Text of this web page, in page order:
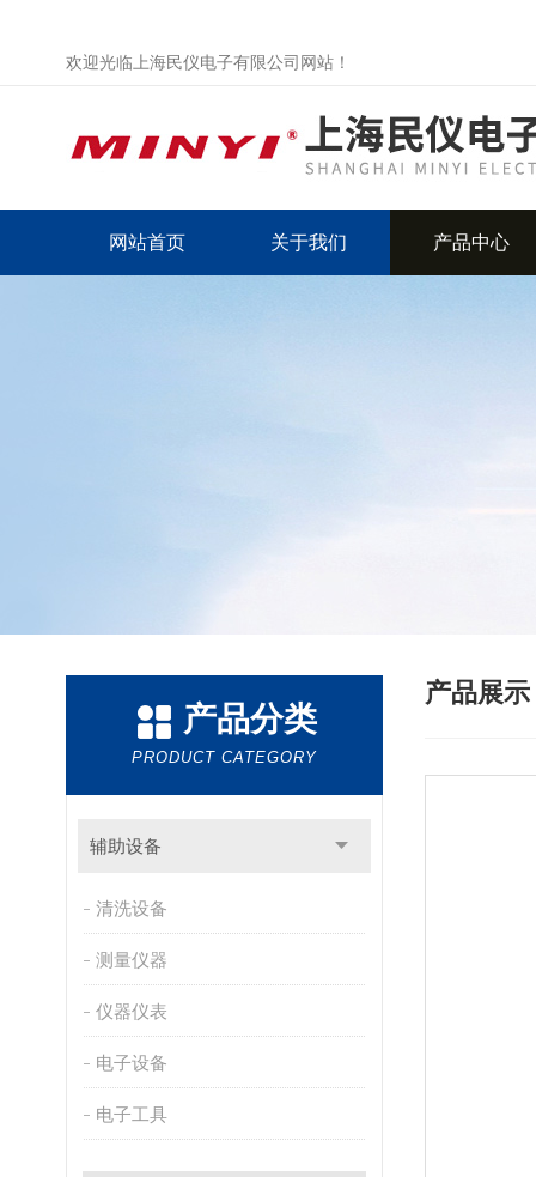
欢迎光临上海民仪电子有限公司网站！
网站首页 关于我们 产品中心
产品分类
PRODUCT CATEGORY
辅助设备
清洗设备
测量仪器
仪器仪表
电子设备
电子工具
产品展示